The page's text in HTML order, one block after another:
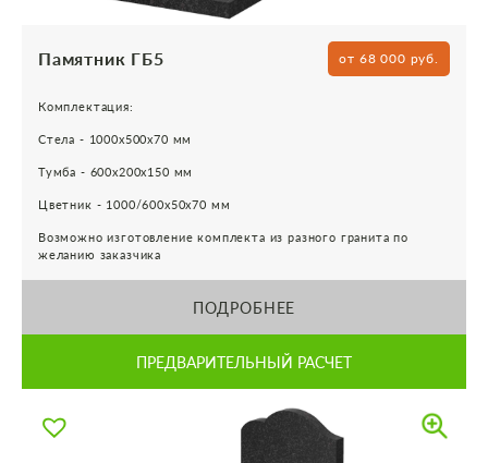
Памятник ГБ5 от 68 000 руб.
Комплектация:
Стела - 1000х500х70 мм
Тумба - 600х200х150 мм
Цветник - 1000/600х50х70 мм
Возможно изготовление комплекта из разного гранита по
желанию заказчика
ПОДРОБНЕЕ
ПРЕДВАРИТЕЛЬНЫЙ РАСЧЕТ